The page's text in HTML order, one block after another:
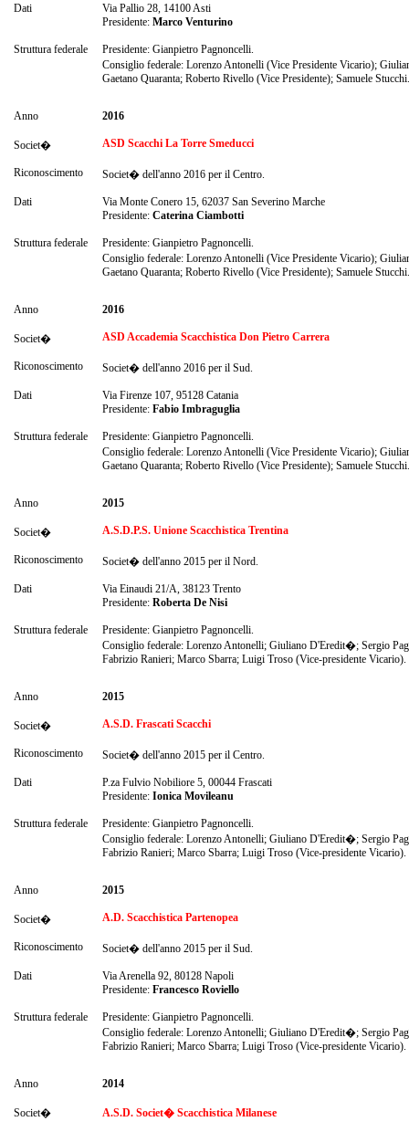
Dati
Via Pallio 28, 14100 Asti
Presidente: Marco Venturino
Struttura federale
Presidente: Gianpietro Pagnoncelli.
Consiglio federale: Lorenzo Antonelli (Vice Presidente Vicario);
Gaetano Quaranta; Roberto Rivello (Vice Presidente); Samuele Stucchi.
Anno 2016
Societ� ASD Scacchi La Torre Smeducci
Riconoscimento Societ� dell'anno 2016 per il Centro.
Dati
Via Monte Conero 15, 62037 San Severino Marche
Presidente: Caterina Ciambotti
Struttura federale
Presidente: Gianpietro Pagnoncelli.
Consiglio federale: Lorenzo Antonelli (Vice Presidente Vicario);
Gaetano Quaranta; Roberto Rivello (Vice Presidente); Samuele Stucchi.
Anno 2016
Societ� ASD Accademia Scacchistica Don Pietro Carrera
Riconoscimento Societ� dell'anno 2016 per il Sud.
Dati
Via Firenze 107, 95128 Catania
Presidente: Fabio Imbraguglia
Struttura federale
Presidente: Gianpietro Pagnoncelli.
Consiglio federale: Lorenzo Antonelli (Vice Presidente Vicario);
Gaetano Quaranta; Roberto Rivello (Vice Presidente); Samuele Stucchi.
Anno 2015
Societ� A.S.D.P.S. Unione Scacchistica Trentina
Riconoscimento Societ� dell'anno 2015 per il Nord.
Dati
Via Einaudi 21/A, 38123 Trento
Presidente: Roberta De Nisi
Struttura federale
Presidente: Gianpietro Pagnoncelli.
Consiglio federale: Lorenzo Antonelli; Giuliano D'Eredit�; Sergio
Fabrizio Ranieri; Marco Sbarra; Luigi Troso (Vice-presidente Vicario).
Anno 2015
Societ� A.S.D. Frascati Scacchi
Riconoscimento Societ� dell'anno 2015 per il Centro.
Dati
P.za Fulvio Nobiliore 5, 00044 Frascati
Presidente: Ionica Movileanu
Struttura federale
Presidente: Gianpietro Pagnoncelli.
Consiglio federale: Lorenzo Antonelli; Giuliano D'Eredit�; Sergio
Fabrizio Ranieri; Marco Sbarra; Luigi Troso (Vice-presidente Vicario).
Anno 2015
Societ� A.D. Scacchistica Partenopea
Riconoscimento Societ� dell'anno 2015 per il Sud.
Dati
Via Arenella 92, 80128 Napoli
Presidente: Francesco Roviello
Struttura federale
Presidente: Gianpietro Pagnoncelli.
Consiglio federale: Lorenzo Antonelli; Giuliano D'Eredit�; Sergio
Fabrizio Ranieri; Marco Sbarra; Luigi Troso (Vice-presidente Vicario).
Anno 2014
Societ� A.S.D. Societ� Scacchistica Milanese